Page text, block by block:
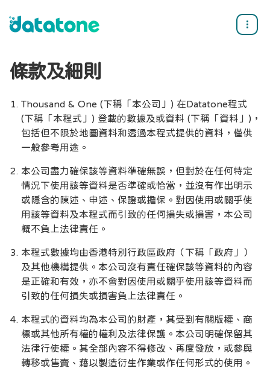
條款及細則
Thousand & One (下稱「本公司」) 在Datatone程式
(下稱「本程式」) 登載的數據及或資料 (下稱「資料」)，
包括但不限於地圖資料和透過本程式提供的資料，僅供
一般參考用途。
本公司盡力確保該等資料準確無誤，但對於在任何特定
情況下使用該等資料是否準確或恰當，並沒有作出明示
或隱含的陳述、申述、保證或擔保。對因使用或關乎使
用該等資料及本程式而引致的任何損失或損害，本公司
概不負上法律責任。
本程式數據均由香港特別行政區政府（下稱「政府」）
及其他機構提供。本公司沒有責任確保該等資料的內容
是正確和有效，亦不會對因使用或關乎使用該等資料而
引致的任何損失或損害負上法律責任。
本程式的資料均為本公司的財產，其受到有關版權、商
標或其他所有權的權利及法律保護。本公司明確保留其
法律行使權。其全部內容不得修改、再度發放，或參與
轉移或售賣、藉以製造衍生作業或作任何形式的使用。